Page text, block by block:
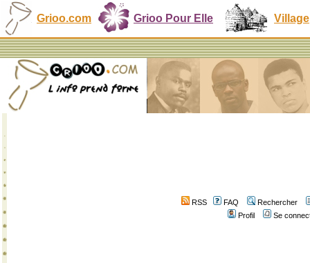
Grioo.com Grioo Pour Elle Village
RSS FAQ
Rechercher
Profil
Se